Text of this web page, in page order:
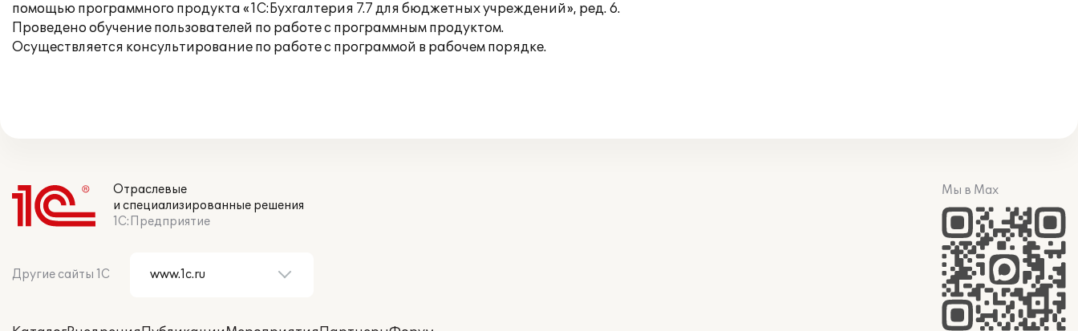
помощью программного продукта «1С:Бухгалтерия 7.7 для бюджетных учреждений», ред. 6.
Проведено обучение пользователей по работе с программным продуктом.
Осуществляется консультирование по работе с программой в рабочем порядке.
Отраслевые
и специализированные решения
1С:Предприятие
Другие сайты 1С
Мы в Max